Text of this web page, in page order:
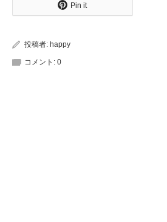
Pin it
投稿者: happy
コメント: 0